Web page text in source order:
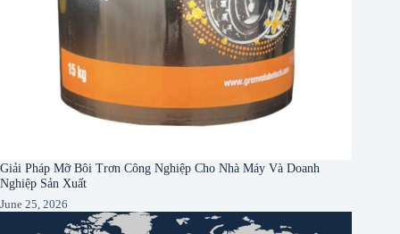
Giải Pháp Mỡ Bôi Trơn Công Nghiệp Cho Nhà Máy Và Doanh
Nghiệp Sản Xuất
June 25, 2026